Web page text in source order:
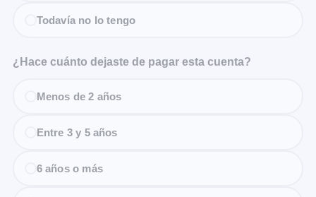
Todavía no lo tengo
¿Hace cuánto dejaste de pagar esta cuenta?
Menos de 2 años
Entre 3 y 5 años
6 años o más